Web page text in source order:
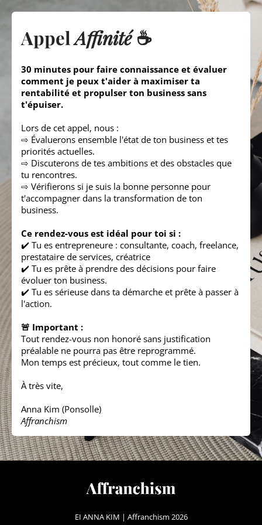
AppelAffinité☕️
30 minutes pour faire connaissance et évaluer
comment je peux t'aider à maximiser ta
rentabilité et propulser ton business sans
t'épuiser.
Lors de cet appel, nous :
⇨ Évaluerons ensemble l'état de ton business et tes
priorités actuelles.
⇨ Discuterons de tes ambitions et des obstacles que
tu rencontres.
⇨ Vérifierons si je suis la bonne personne pour
t'accompagner dans la transformation de ton
business.
Ce rendez-vous est idéal pour toi si :
✔️ Tu es entrepreneure : consultante, coach, freelance,
prestataire de services, créatrice
✔️ Tu es prête à prendre des décisions pour faire
évoluer ton business.
✔️ Tu es sérieuse dans ta démarche et prête à passer à
l'action.
🚨 Important :
Tout rendez-vous non honoré sans justification
préalable ne pourra pas être reprogrammé.
Mon temps est précieux, tout comme le tien.
À très vite,
Anna Kim (Ponsolle)
Affranchism
EI ANNA KIM | Affranchism 2026